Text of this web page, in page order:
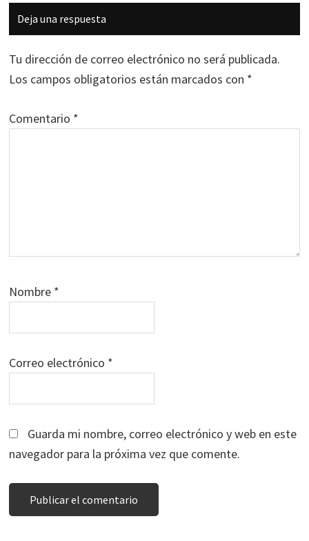
Interacciones
con
los
lectores
Deja una respuesta
Tu dirección de correo electrónico no será publicada.
Los campos obligatorios están marcados con *
Comentario *
Nombre *
Correo electrónico *
Guarda mi nombre, correo electrónico y web en este
navegador para la próxima vez que comente.